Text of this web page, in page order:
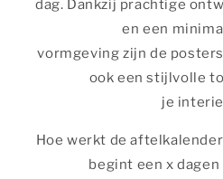
dag. Dankzij prachtige
en een
vormgeving zijn de
ook een stijlvolle
je
Hoe werkt de
begint een x